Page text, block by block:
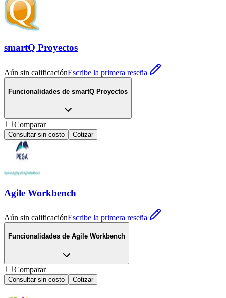
smartQ Proyectos
Aún sin calificaciónEscribe la primera reseña
Funcionalidades de smartQ Proyectos
Comparar
Consultar sin costo Cotizar
Agile Workbench
Aún sin calificaciónEscribe la primera reseña
Funcionalidades de Agile Workbench
Comparar
Consultar sin costo Cotizar